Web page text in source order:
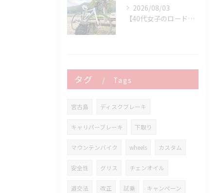
2026/08/03
【40代女子のロードバイク日記 37】
タグ Tags
宮古島 ディスクブレーキ
キャリパーブレーキ 下取り
マウンテンバイク wheels カスタム
安全性 グリス チェンオイル
道交法 改正 試乗 キャンペーン